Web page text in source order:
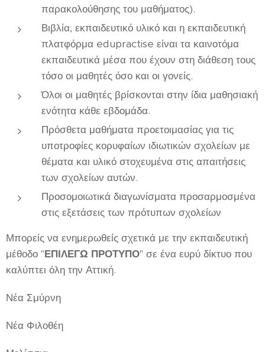
παρακολούθησης του μαθήματος).
Βιβλία, εκπαιδευτικό υλικό και η εκπαιδευτική
πλατφόρμα edupractise είναι τα καινοτόμα
εκπαιδευτικά μέσα που έχουν στη διάθεση τους
τόσο οι μαθητές όσο και οι γονείς.
Όλοι οι μαθητές βρίσκονται στην ίδια μαθησιακή
ενότητα κάθε εβδομάδα.
Πρόσθετα μαθήματα προετοιμασίας για τις
υποτροφίες κορυφαίων ιδιωτικών σχολείων με
θέματα και υλικό στοχευμένα στις απαιτήσεις
των σχολείων αυτών.
Προσομοιωτικά διαγωνίσματα προσαρμοσμένα
στις εξετάσεις των πρότυπων σχολείων
Μπορείς να ενημερωθείς σχετικά με την εκπαιδευτική
μέθοδο "ΕΠΙΛΕΓΩ ΠΡΟΤΥΠΟ" σε ένα ευρύ δίκτυο που
καλύπτει όλη την Αττική.
Νέα Σμύρνη
Νέα Φιλοθέη